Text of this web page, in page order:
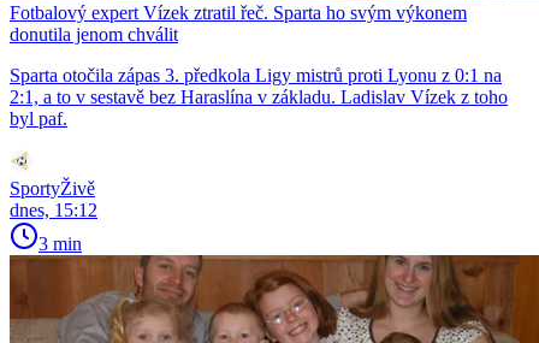
Fotbalový expert Vízek ztratil řeč. Sparta ho svým výkonem
donutila jenom chválit
Sparta otočila zápas 3. předkola Ligy mistrů proti Lyonu z 0:1 na
2:1, a to v sestavě bez Haraslína v základu. Ladislav Vízek z toho
byl paf.
SportyŽivě
dnes, 15:12
3 min